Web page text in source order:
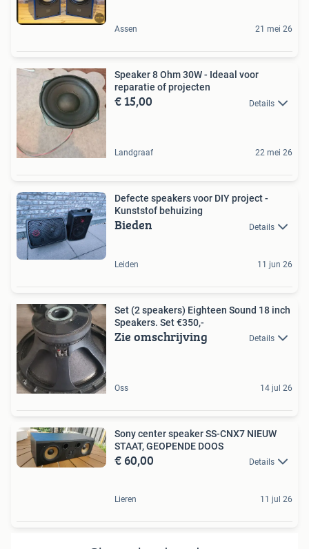
Assen 21 mei 26
Speaker 8 Ohm 30W - Ideaal voor
reparatie of projecten
€ 15,00 Details
Landgraaf 22 mei 26
Defecte speakers voor DIY project -
Kunststof behuizing
Bieden Details
Leiden 11 jun 26
Set (2 speakers) Eighteen Sound 18 inch
Speakers. Set €350,-
Zie omschrijving Details
Oss 14 jul 26
Sony center speaker SS-CNX7 NIEUW
STAAT, GEOPENDE DOOS
€ 60,00 Details
Lieren 11 jul 26